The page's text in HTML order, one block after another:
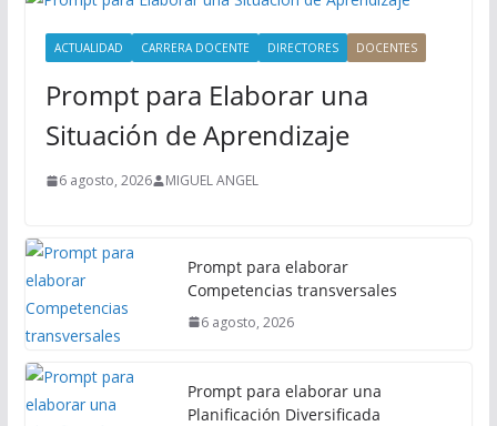
ACTUALIDAD CARRERA DOCENTE DIRECTORES DOCENTES
Prompt para Elaborar una
Situación de Aprendizaje
6 agosto, 2026 MIGUEL ANGEL
Prompt para elaborar
Competencias transversales
6 agosto, 2026
Prompt para elaborar una
Planificación Diversificada